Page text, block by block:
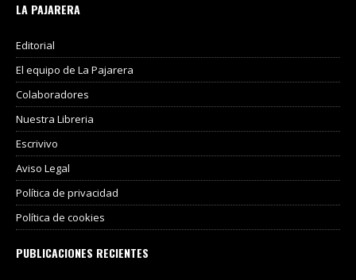
LA PAJARERA
Editorial
El equipo de La Pajarera
Colaboradores
Nuestra Libreria
Escrivivo
Aviso Legal
Política de privacidad
Política de cookies
PUBLICACIONES RECIENTES